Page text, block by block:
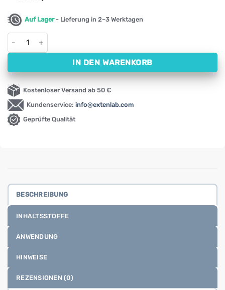
Auf Lager- Lieferung in 2–3 Werktagen
Isotonische Meerwasserlösung Spray Activlab Pharma (30 ml)
IN DEN WARENKORB
Kostenloser Versand ab 50 €
Kundenservice: info@extenlab.com
Geprüfte Qualität
BESCHREIBUNG
INHALTSSTOFFE
ANWENDUNG
HINWEISE
REZENSIONEN (0)